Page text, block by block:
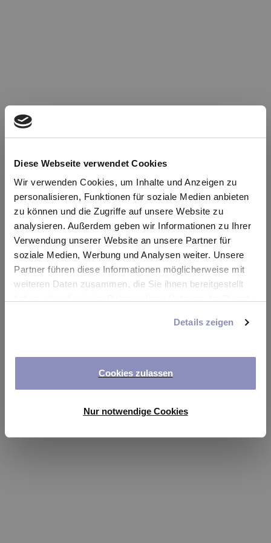
Diese Webseite verwendet Cookies
Wir verwenden Cookies, um Inhalte und Anzeigen zu
personalisieren, Funktionen für soziale Medien anbieten
zu können und die Zugriffe auf unsere Website zu
analysieren. Außerdem geben wir Informationen zu Ihrer
Verwendung unserer Website an unsere Partner für
soziale Medien, Werbung und Analysen weiter. Unsere
Partner führen diese Informationen möglicherweise mit
weiteren Daten zusammen, die Sie ihnen bereitgestellt
anpassen oder widerrufen. Weitere Details hierzu finden
Details zeigen
Cookies zulassen
Nur notwendige Cookies
Oops!
Something went wrong. Please try refreshing the
app
Refresh